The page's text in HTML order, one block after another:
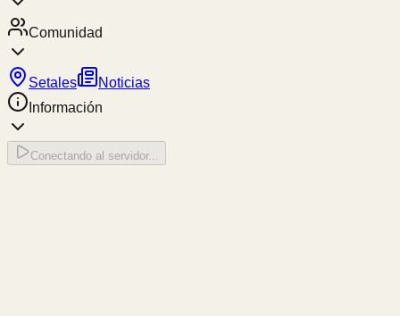
Comunidad
Setales
Noticias
Información
Conectando al servidor...